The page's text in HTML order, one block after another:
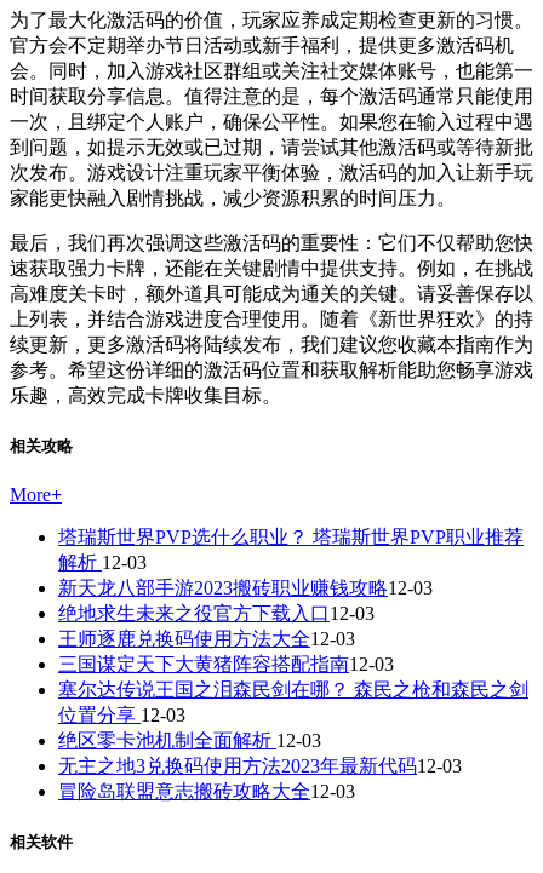
为了最大化激活码的价值，玩家应养成定期检查更新的习惯。
官方会不定期举办节日活动或新手福利，提供更多激活码机
会。同时，加入游戏社区群组或关注社交媒体账号，也能第一
时间获取分享信息。值得注意的是，每个激活码通常只能使用
一次，且绑定个人账户，确保公平性。如果您在输入过程中遇
到问题，如提示无效或已过期，请尝试其他激活码或等待新批
次发布。游戏设计注重玩家平衡体验，激活码的加入让新手玩
家能更快融入剧情挑战，减少资源积累的时间压力。
最后，我们再次强调这些激活码的重要性：它们不仅帮助您快
速获取强力卡牌，还能在关键剧情中提供支持。例如，在挑战
高难度关卡时，额外道具可能成为通关的关键。请妥善保存以
上列表，并结合游戏进度合理使用。随着《新世界狂欢》的持
续更新，更多激活码将陆续发布，我们建议您收藏本指南作为
参考。希望这份详细的激活码位置和获取解析能助您畅享游戏
乐趣，高效完成卡牌收集目标。
相关攻略
More+
塔瑞斯世界PVP选什么职业？ 塔瑞斯世界PVP职业推荐
解析 12-03
新天龙八部手游2023搬砖职业赚钱攻略12-03
绝地求生未来之役官方下载入口12-03
王师逐鹿兑换码使用方法大全12-03
三国谋定天下大黄猪阵容搭配指南12-03
塞尔达传说王国之泪森民剑在哪？ 森民之枪和森民之剑
位置分享 12-03
绝区零卡池机制全面解析 12-03
无主之地3兑换码使用方法2023年最新代码12-03
冒险岛联盟意志搬砖攻略大全12-03
相关软件